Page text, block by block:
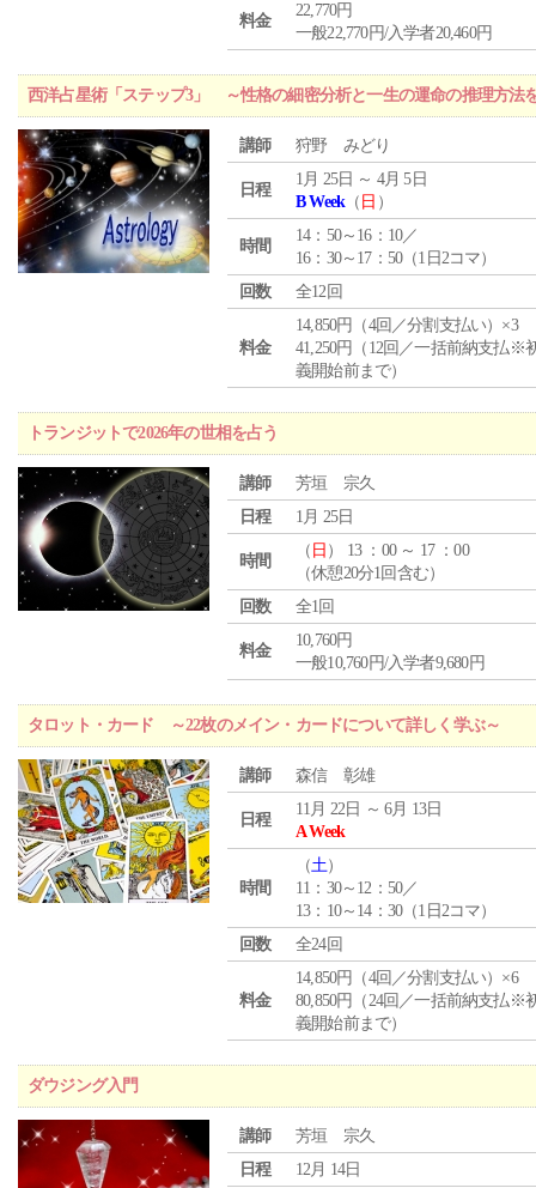
料金
22,770円
一般22,770円/入学者20,460円
西洋占星術「ステップ3」 ～性格の細密分析と一生の運命の推理方法
講師 狩野 みどり
日程
1月 25日 ～ 4月 5日
B Week（ 日 ）
時間
14：50～16：10／
16：30～17：50（1日2コマ）
回数
全12回
料金
14,850円（4回／分割支払い）×3
41,250円（12回／一括前納支払※
義開始前まで）
トランジットで2026年の世相を占う
講師
芳垣 宗久
日程
1月 25日
時間
（ 日 ） 13 ：00 ～ 17 ：00
（休憩20分1回含む）
回数
全1回
料金
10,760円
一般10,760円/入学者9,680円
タロット・カード ～22枚のメイン・カードについて詳しく学ぶ～
講師 森信 彰雄
日程
11月 22日 ～ 6月 13日
A Week
時間
（土）
11：30～12：50／
13：10～14：30（1日2コマ）
回数
全24回
料金
14,850円（4回／分割支払い）×6
80,850円（24回／一括前納支払※
義開始前まで）
ダウジング入門
講師
芳垣 宗久
日程
12月 14日